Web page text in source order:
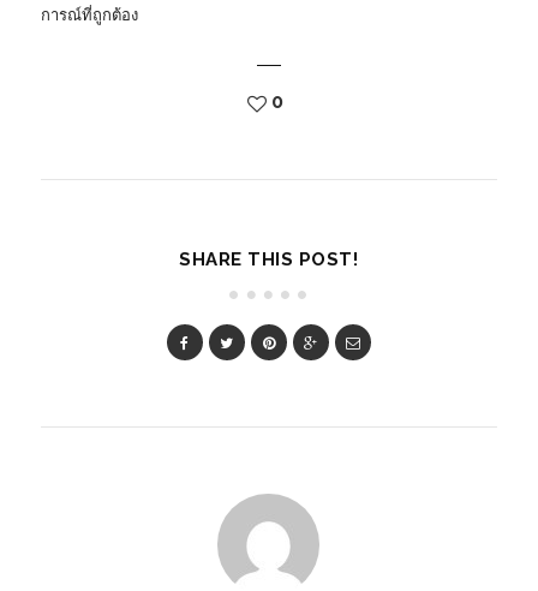
การณ์ที่ถูกต้อง
0
SHARE THIS POST!